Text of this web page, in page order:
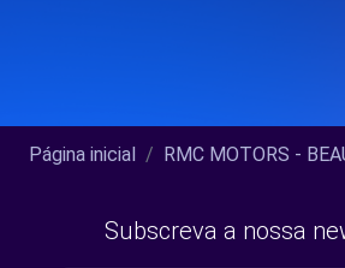
Página inicial RMC MOTORS -
Subscreva a nossa